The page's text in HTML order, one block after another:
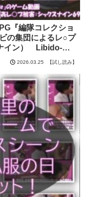
『編隊コレクショ
の集団によるレ○プ
イン） Libido-
2026.03.25 【試し読み】